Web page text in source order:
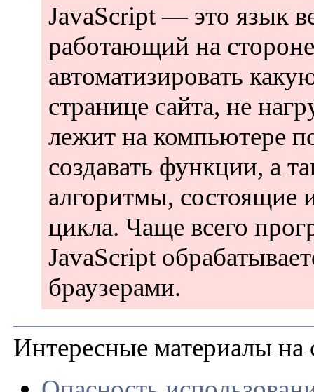
JavaScript — это язык
работающий на
автоматизировать
странице сайта, не
лежит на компьютере
создавать функции, а
алгоритмы, состоящие
цикла. Чаще всего
JavaScript
браузерами.
Интересные материалы на